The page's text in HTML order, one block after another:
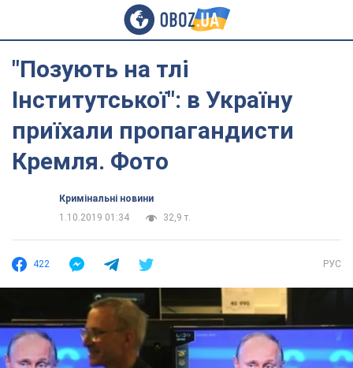
"Позують на тлі
Інститутської": в Україну
приїхали пропагандисти
Кремля. Фото
Кримінальні новини
1.10.2019 01:34
32,9 т.
422 РУС